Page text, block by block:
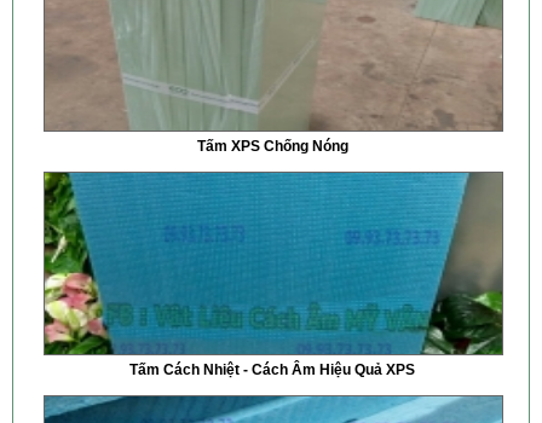
Tấm XPS Chống Nóng
Tấm Cách Nhiệt - Cách Âm Hiệu Quả XPS